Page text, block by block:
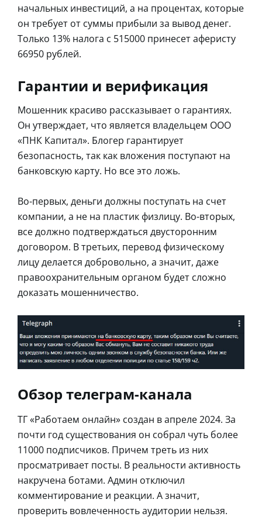
начальных инвестиций, а на процентах, которые
он требует от суммы прибыли за вывод денег.
Только 13% налога с 515000 принесет аферисту
66950 рублей.
Гарантии и верификация
Мошенник красиво рассказывает о гарантиях.
Он утверждает, что является владельцем ООО
«ПНК Капитал». Блогер гарантирует
безопасность, так как вложения поступают на
банковскую карту. Но все это ложь.
Во-первых, деньги должны поступать на счет
компании, а не на пластик физлицу. Во-вторых,
все должно подтверждаться двусторонним
договором. В третьих, перевод физическому
лицу делается добровольно, а значит, даже
правоохранительным органом будет сложно
доказать мошенничество.
Обзор телеграм-канала
ТГ «Работаем онлайн» создан в апреле 2024. За
почти год существования он собрал чуть более
11000 подписчиков. Причем треть из них
просматривает посты. В реальности активность
накручена ботами. Админ отключил
комментирование и реакции. А значит,
проверить вовлеченность аудитории нельзя.